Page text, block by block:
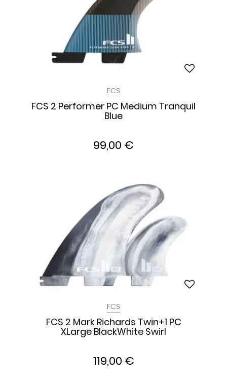
FCS
FCS 2 Performer PC Medium Tranquil
Blue
99,00 €
FCS
FCS 2 Mark Richards Twin+1 PC
XLarge BlackWhite Swirl
119,00 €